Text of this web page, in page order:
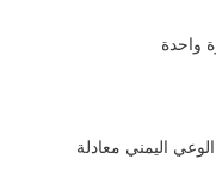
واحدة
اليمني معادلة